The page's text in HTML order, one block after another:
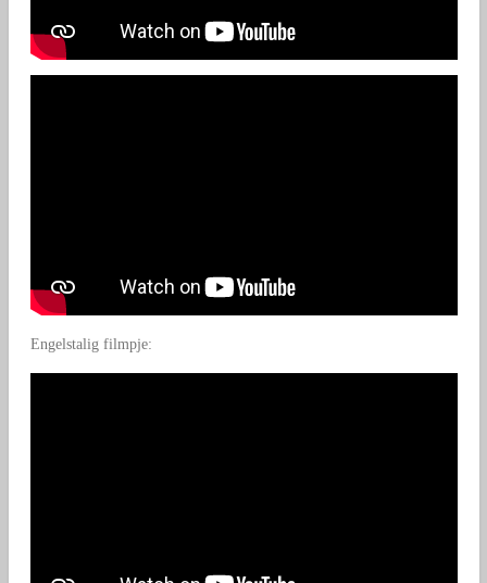
Engelstalig filmpje: